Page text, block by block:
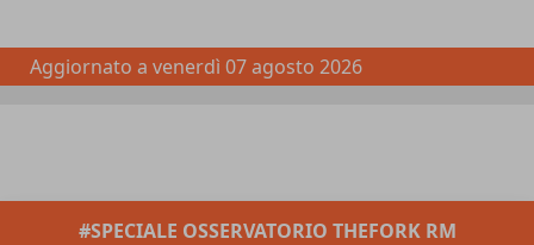
Aggiornato a venerdì 07 agosto 2026
#SPECIALE OSSERVATORIO THEFORK RM